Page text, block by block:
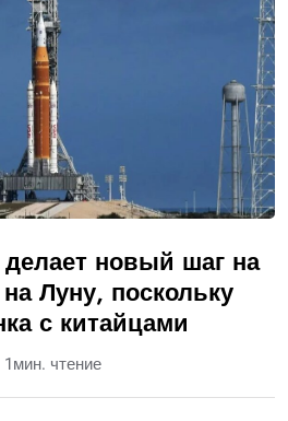
новый шаг на
Луну, поскольку
с китайцами
1мин. чтение